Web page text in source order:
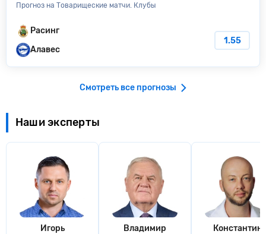
Прогноз на Товарищеские матчи. Клубы
Расинг
Алавес
1.55
Смотреть все прогнозы
Наши эксперты
Игорь
Владимир
Константин